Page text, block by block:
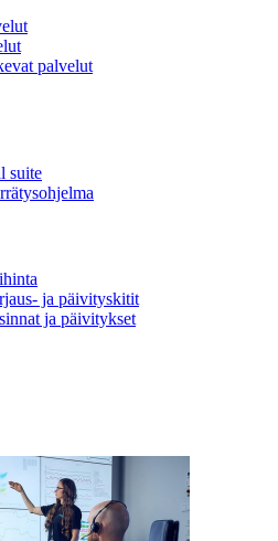
palvelut
suite
ja päivityskitit
ja päivitykset